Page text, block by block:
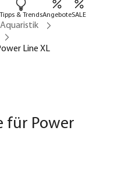
Tipps & TrendsAngeboteSALE
Aquaristik
Line XL
für Power